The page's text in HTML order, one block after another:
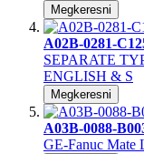
Megkeresni
A02B-0281-
SEPARATE
ENGLISH & S
Megkeresni
A03B-0088-
GE-Fanuc Mate